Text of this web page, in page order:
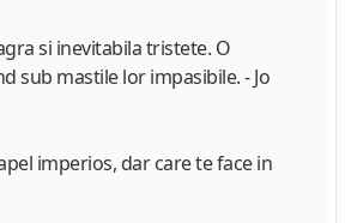
si inevitabila tristete. O
sub mastile lor impasibile. - Jo
imperios, dar care te face in